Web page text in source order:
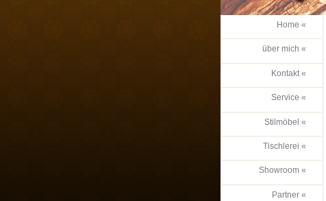
Home «
über mich «
Kontakt «
Service «
Stilmöbel «
Tischlerei «
Showroom «
Partner «